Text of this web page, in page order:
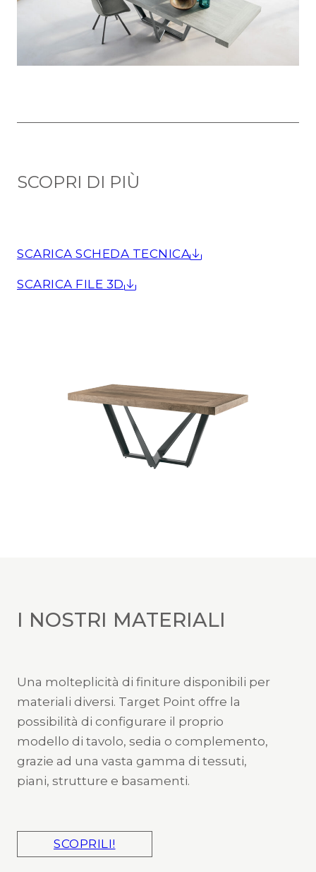
SCOPRI DI PIÙ
SCARICA SCHEDA TECNICA
SCARICA FILE 3D
I NOSTRI MATERIALI
Una molteplicità di finiture disponibili per
materiali diversi. Target Point offre la
possibilità di configurare il proprio
modello di tavolo, sedia o complemento,
grazie ad una vasta gamma di tessuti,
piani, strutture e basamenti.
SCOPRILI!